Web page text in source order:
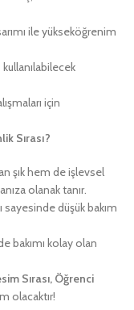
ile yükseköğrenim
için
Sırası?
şık hem de işlevsel
olanak tanır.
sayesinde düşük bakım
bakımı kolay olan
Sırası, Öğrenci
olacaktır!